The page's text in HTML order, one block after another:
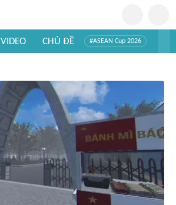
VIDEO CHỦ ĐỀ #ASEAN Cup 2026